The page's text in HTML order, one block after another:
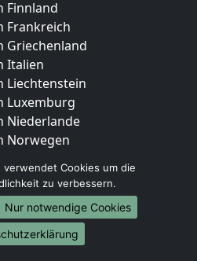
Finnland
Frankreich
Griechenland
Italien
Liechtenstein
Luxemburg
Niederlande
Norwegen
Berlin
Hamburg
München
Cookies um die
zu verbessern.
Nur notwendige Cookies